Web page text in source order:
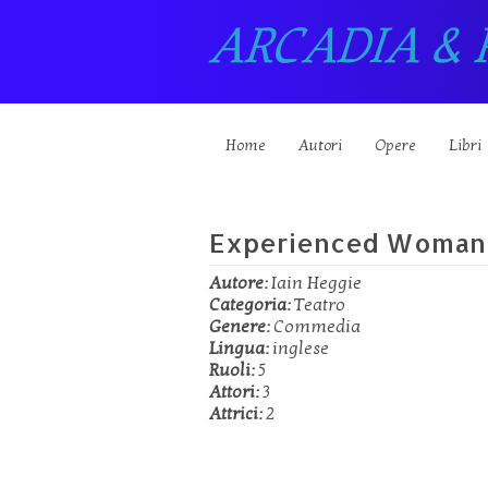
ARCADIA &
Home Autori Opere Libri
Experienced
Autore:Iain Heggie
Categoria:Teatro
Genere:Commedia
Lingua: inglese
Ruoli:5
Attori:3
Attrici:2